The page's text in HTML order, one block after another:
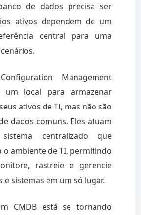
de dados precisa ser
ativos dependem de um
central para uma
Management
um local para armazenar
ativos de TI, mas não são
dados comuns. Eles atuam
centralizado que
o ambiente de TI, permitindo
rastreie e gerencie
e sistemas em um só lugar.
CMDB está se tornando